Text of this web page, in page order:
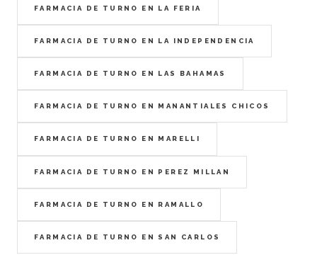
FARMACIA DE TURNO EN LA FERIA
FARMACIA DE TURNO EN LA INDEPENDENCIA
FARMACIA DE TURNO EN LAS BAHAMAS
FARMACIA DE TURNO EN MANANTIALES CHICOS
FARMACIA DE TURNO EN MARELLI
FARMACIA DE TURNO EN PEREZ MILLAN
FARMACIA DE TURNO EN RAMALLO
FARMACIA DE TURNO EN SAN CARLOS